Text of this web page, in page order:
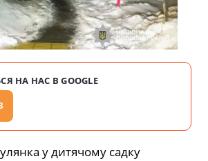
НА НАС В GOOGLE
у дитячому садку